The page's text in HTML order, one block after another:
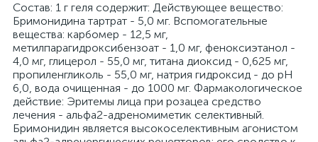
Cостав: 1 г геля содержит: Действующее вещество:
Бримонидина тартрат - 5,0 мг. Вспомогательные
вещества: карбомер - 12,5 мг,
метилпарагидроксибензоат - 1,0 мг, феноксиэтанол -
4,0 мг, глицерол - 55,0 мг, титана диоксид - 0,625 мг,
пропиленгликоль - 55,0 мг, натрия гидроксид - до pH
6,0, вода очищенная - до 1000 мг. Фармакологическое
действие: Эритемы лица при розацеа средство
лечения - альфа2-адреномиметик селективный.
Бримонидин является высокоселективным агонистом